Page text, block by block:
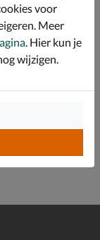
sneakers
voor
Meer
. Hier kun je
wijzigen.